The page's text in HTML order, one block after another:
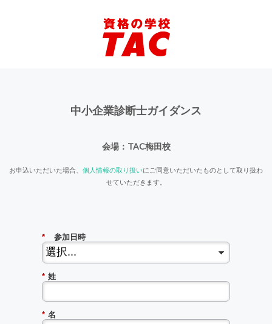
中小企業診断士ガイダンス
会場：TAC梅田校
お申込いただいた場合、 個人情報の取り扱いにご同意いただいたものとして取り扱わ
せていただきます。
* 参加日時
* 姓
* 名